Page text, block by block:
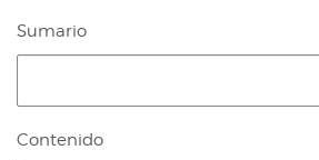
Sumario
Contenido